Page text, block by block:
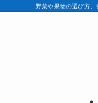
野菜や果物の選び方